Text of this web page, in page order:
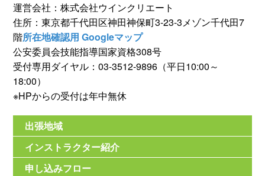
運営会社：株式会社ウインクリエート
住所：東京都千代田区神田神保町3-23-3メゾン千代田7
階所在地確認用 Googleマップ
公安委員会技能指導国家資格308号
受付専用ダイヤル：03-3512-9896（平日10:00～
18:00）
※HPからの受付は年中無休
出張地域
インストラクター紹介
申し込みフロー